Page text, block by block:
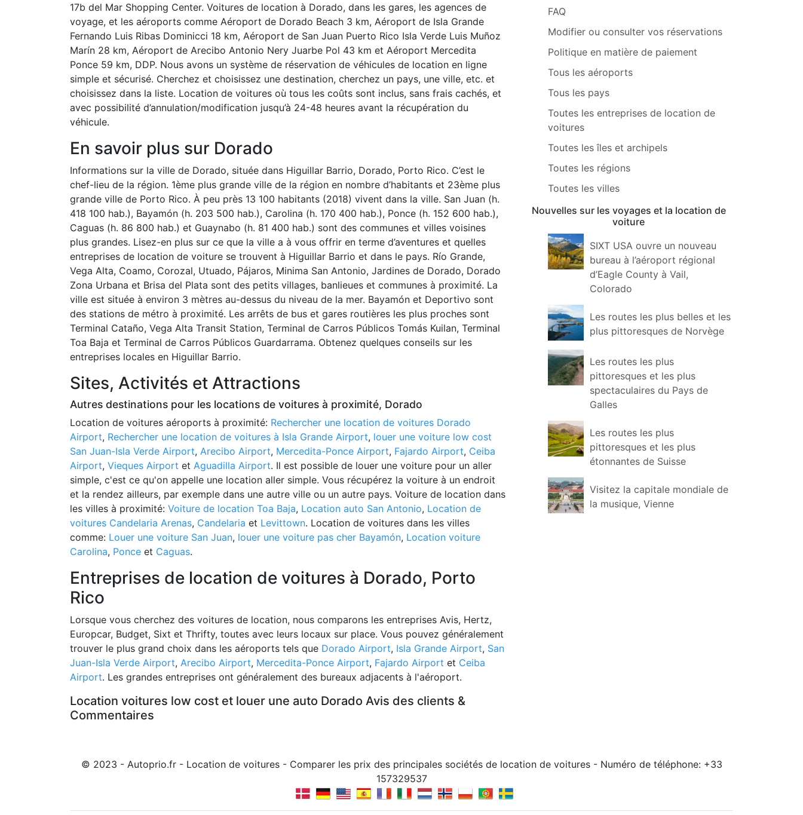
17b del Mar Shopping Center. Voitures de location à Dorado, dans les gares, les agences de
voyage, et les aéroports comme Aéroport de Dorado Beach 3 km, Aéroport de Isla Grande
Fernando Luis Ribas Dominicci 18 km, Aéroport de San Juan Puerto Rico Isla Verde Luis Muñoz
Marín 28 km, Aéroport de Arecibo Antonio Nery Juarbe Pol 43 km et Aéroport Mercedita
Ponce 59 km, DDP. Nous avons un système de réservation de véhicules de location en ligne
simple et sécurisé. Cherchez et choisissez une destination, cherchez un pays, une ville, etc. et
choisissez dans la liste. Location de voitures où tous les coûts sont inclus, sans frais cachés, et
avec possibilité d’annulation/modification jusqu’à 24-48 heures avant la récupération du
véhicule.
En savoir plus sur Dorado
Informations sur la ville de Dorado, située dans Higuillar Barrio, Dorado, Porto Rico. C’est le
chef-lieu de la région. 1ème plus grande ville de la région en nombre d’habitants et 23ème plus
grande ville de Porto Rico. À peu près 13 100 habitants (2018) vivent dans la ville. San Juan (h.
418 100 hab.), Bayamón (h. 203 500 hab.), Carolina (h. 170 400 hab.), Ponce (h. 152 600 hab.),
Caguas (h. 86 800 hab.) et Guaynabo (h. 81 400 hab.) sont des communes et villes voisines
plus grandes. Lisez-en plus sur ce que la ville a à vous offrir en terme d’aventures et quelles
entreprises de location de voiture se trouvent à Higuillar Barrio et dans le pays. Río Grande,
Vega Alta, Coamo, Corozal, Utuado, Pájaros, Minima San Antonio, Jardines de Dorado, Dorado
Zona Urbana et Brisa del Plata sont des petits villages, banlieues et communes à proximité. La
ville est située à environ 3 mètres au-dessus du niveau de la mer. Bayamón et Deportivo sont
des stations de métro à proximité. Les arrêts de bus et gares routières les plus proches sont
Terminal Cataño, Vega Alta Transit Station, Terminal de Carros Públicos Tomás Kuilan, Terminal
Toa Baja et Terminal de Carros Públicos Guardarrama. Obtenez quelques conseils sur les
entreprises locales en Higuillar Barrio.
Sites, Activités et Attractions
Autres destinations pour les locations de voitures à proximité, Dorado
Location de voitures aéroports à proximité: Rechercher une location de voitures Dorado
Airport, Rechercher une location de voitures à Isla Grande Airport, louer une voiture low cost
San Juan-Isla Verde Airport, Arecibo Airport, Mercedita-Ponce Airport, Fajardo Airport, Ceiba
Airport, Vieques Airport et Aguadilla Airport. Il est possible de louer une voiture pour un aller
simple, c'est ce qu'on appelle une location aller simple. Vous récupérez la voiture à un endroit
et la rendez ailleurs, par exemple dans une autre ville ou un autre pays. Voiture de location dans
les villes à proximité: Voiture de location Toa Baja, Location auto San Antonio, Location de
voitures Candelaria Arenas, Candelaria et Levittown. Location de voitures dans les villes
comme: Louer une voiture San Juan, louer une voiture pas cher Bayamón, Location voiture
Carolina, Ponce et Caguas.
Entreprises de location de voitures à Dorado, Porto
Rico
Lorsque vous cherchez des voitures de location, nous comparons les entreprises Avis, Hertz,
Europcar, Budget, Sixt et Thrifty, toutes avec leurs locaux sur place. Vous pouvez généralement
trouver le plus grand choix dans les aéroports tels que Dorado Airport, Isla Grande Airport, San
Juan-Isla Verde Airport, Arecibo Airport, Mercedita-Ponce Airport, Fajardo Airport et Ceiba
Airport. Les grandes entreprises ont généralement des bureaux adjacents à l'aéroport.
Location voitures low cost et louer une auto Dorado Avis des clients &
Commentaires
FAQ
Modifier ou consulter vos réservations
Politique en matière de paiement
Tous les aéroports
Tous les pays
Toutes les entreprises de location de
voitures
Toutes les îles et archipels
Toutes les régions
Toutes les villes
Nouvelles sur les voyages et la location de
voiture
SIXT USA ouvre un nouveau
bureau à l’aéroport régional
d’Eagle County à Vail,
Colorado
Les routes les plus belles et les
plus pittoresques de Norvège
Les routes les plus
pittoresques et les plus
spectaculaires du Pays de
Galles
Les routes les plus
pittoresques et les plus
étonnantes de Suisse
Visitez la capitale mondiale de
la musique, Vienne
© 2023 - Autoprio.fr - Location de voitures - Comparer les prix des principales sociétés de location de voitures - Numéro de téléphone: +33
157329537